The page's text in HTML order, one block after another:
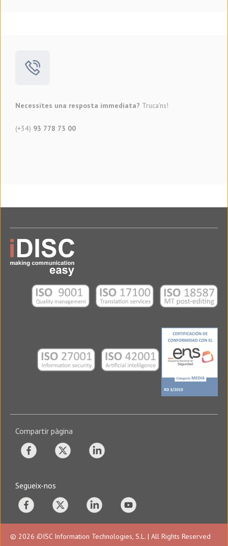
Necessites una resposta immediata? Truca'ns!
(+34) 93 778 73 00
Compartir pàgina
Segueix-nos
© 2026 iDISC Information Technologies, S.L. | All Rights Reserved